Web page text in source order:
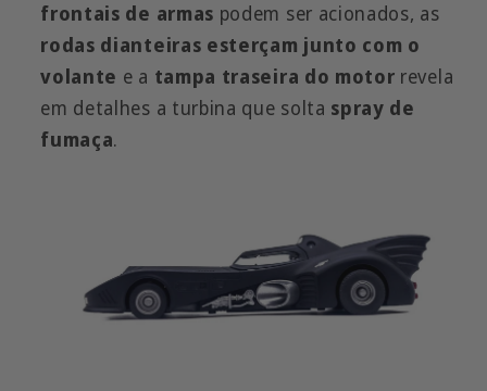
frontais de armas podem ser acionados, as
rodas dianteiras esterçam junto com o
volante e a tampa traseira do motor revela
em detalhes a turbina que solta spray de
fumaça.